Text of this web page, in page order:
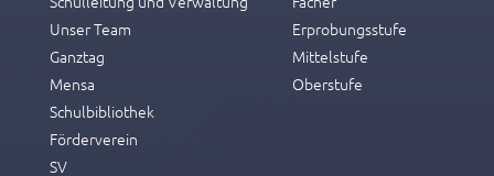
Unser Team
Ganztag
Mensa
Schulbibliothek
Förderverein
SV
Erprobungsstufe
Mittelstufe
Oberstufe